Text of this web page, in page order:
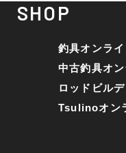
SHOP
釣具オンラ
中古釣具オ
ロッドビル
Tsulinoオン